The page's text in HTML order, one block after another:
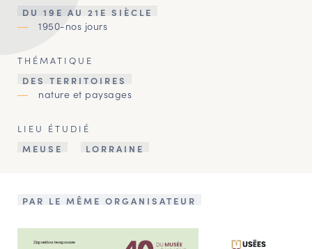
DU 19E AU 21E SIÈCLE
1950-nos jours
THÉMATIQUE
DES TERRITOIRES
nature et paysages
LIEU ÉTUDIÉ
MEUSE
LORRAINE
PAR LE MÊME ORGANISATEUR